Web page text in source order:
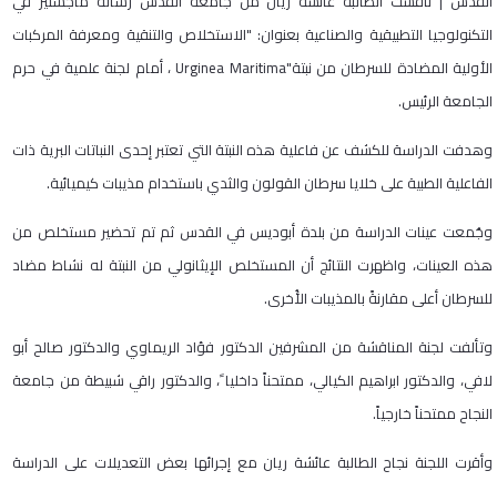
التكنولوجيا التطبيقية والصناعية بعنوان: "الاستخلاص والتنقية ومعرفة المركبات
الأولية المضادة للسرطان من نبتة"Urginea Maritima ، أمام لجنة علمية في حرم
الجامعة الرئيس.
وهدفت الدراسة للكشف عن فاعلية هذه النبتة التي تعتبر إحدى النباتات البرية ذات
الفاعلية الطبية على خلايا سرطان القولون والثدي باستخدام مذيبات كيميائية.
وجُمعت عينات الدراسة من بلدة أبوديس في القدس ثم تم تحضير مستخلص من
هذه العينات، واظهرت النتائج أن المستخلص الإيثانولي من النبتة له نشاط مضاد
للسرطان أعلى مقارنةً بالمذيبات الأُخرى.
وتألفت لجنة المناقشة من المشرفين الدكتور فؤاد الريماوي والدكتور صالح أبو
لافي، والدكتور ابراهيم الكيالي، ممتحناً داخليا ً، والدكتور راقي شبيطة من جامعة
النجاح ممتحناً خارجياً.
وأقرت اللجنة نجاح الطالبة عائشة ريان مع إجرائها بعض التعديلات على الدراسة